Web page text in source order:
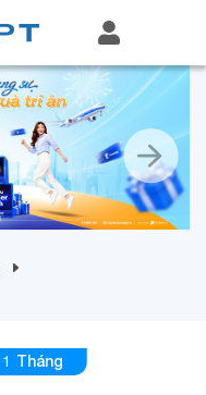
1 Tháng